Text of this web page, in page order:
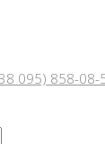
095) 858-08-